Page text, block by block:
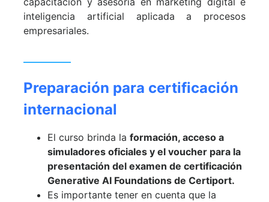
inteligencia artificial aplicada a procesos
empresariales.
Preparación para certificación
internacional
El curso brinda la formación, acceso a
simuladores oficiales y el voucher para la
presentación del examen de certificación
Generative AI Foundations de Certiport.
Es importante tener en cuenta que la